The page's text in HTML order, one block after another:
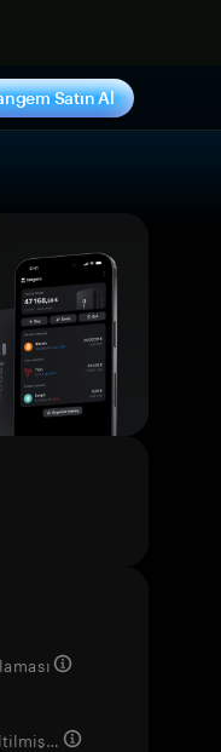
Satın Al
Tam seyreltilmiş değerleme